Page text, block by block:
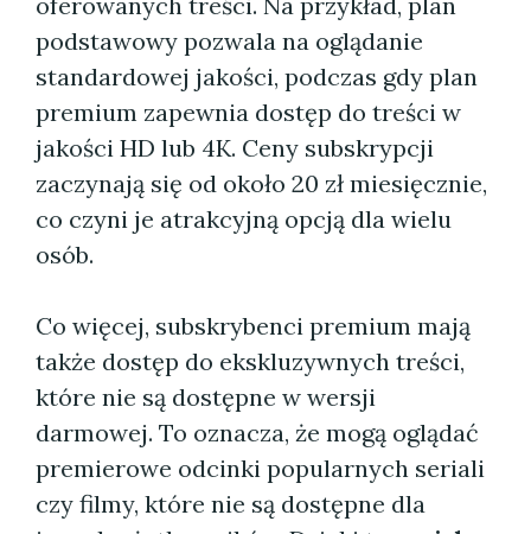
podstawowy pozwala na oglądanie
standardowej jakości, podczas gdy plan
premium zapewnia dostęp do treści w
jakości HD lub 4K. Ceny subskrypcji
zaczynają się od około 20 zł miesięcznie,
co czyni je atrakcyjną opcją dla wielu
osób.
Co więcej, subskrybenci premium mają
także dostęp do ekskluzywnych treści,
które nie są dostępne w wersji
darmowej. To oznacza, że mogą oglądać
premierowe odcinki popularnych seriali
czy filmy, które nie są dostępne dla